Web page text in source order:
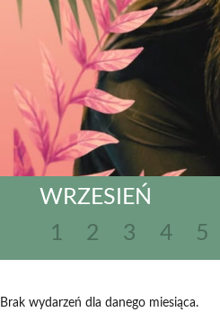
WRZESIEŃ
1
2 3 4 5
Brak wydarzeń dla danego miesiąca.